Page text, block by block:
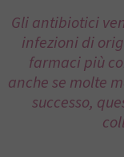
Gli antibiotici
infezioni di
farmaci più
anche se molte
successo,